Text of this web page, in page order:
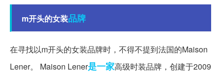
m开头的女装品牌
在寻找以m开头的女装品牌时，不得不提到法国的Maison
Lener。 Maison Lener是一家高级时装品牌，创建于2009